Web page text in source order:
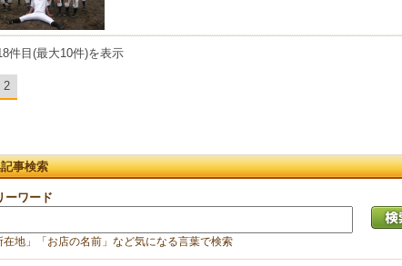
件目(最大10件)を表示
2
事検索
ーワード
在地」「お店の名前」など気になる言葉で検索